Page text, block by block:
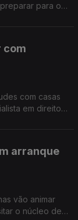
para o
com
com casas
em direito
arranque
vão animar
o núcleo de